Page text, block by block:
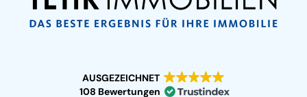
AUSGEZEICHNET
108 Bewertungen